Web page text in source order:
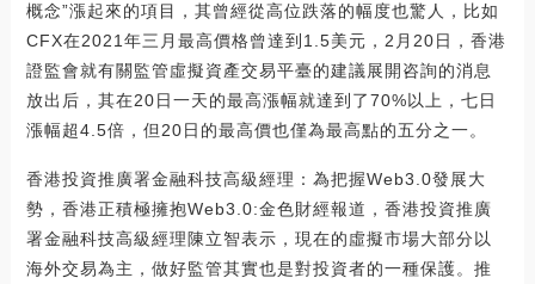
概念”漲起來的項目，其曾經從高位跌落的幅度也驚人，比如
CFX在2021年三月最高價格曾達到1.5美元，2月20日，香港
證監會就有關監管虛擬資產交易平臺的建議展開咨詢的消息
放出后，其在20日一天的最高漲幅就達到了70%以上，七日
漲幅超4.5倍，但20日的最高價也僅為最高點的五分之一。
香港投資推廣署金融科技高級經理：為把握Web3.0發展大
勢，香港正積極擁抱Web3.0:金色財經報道，香港投資推廣
署金融科技高級經理陳立智表示，現在的虛擬市場大部分以
海外交易為主，做好監管其實也是對投資者的一種保護。推